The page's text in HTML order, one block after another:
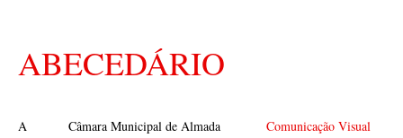
ABECEDÁRIO
A
Câmara Municipal de Almada
Comunicação Visual